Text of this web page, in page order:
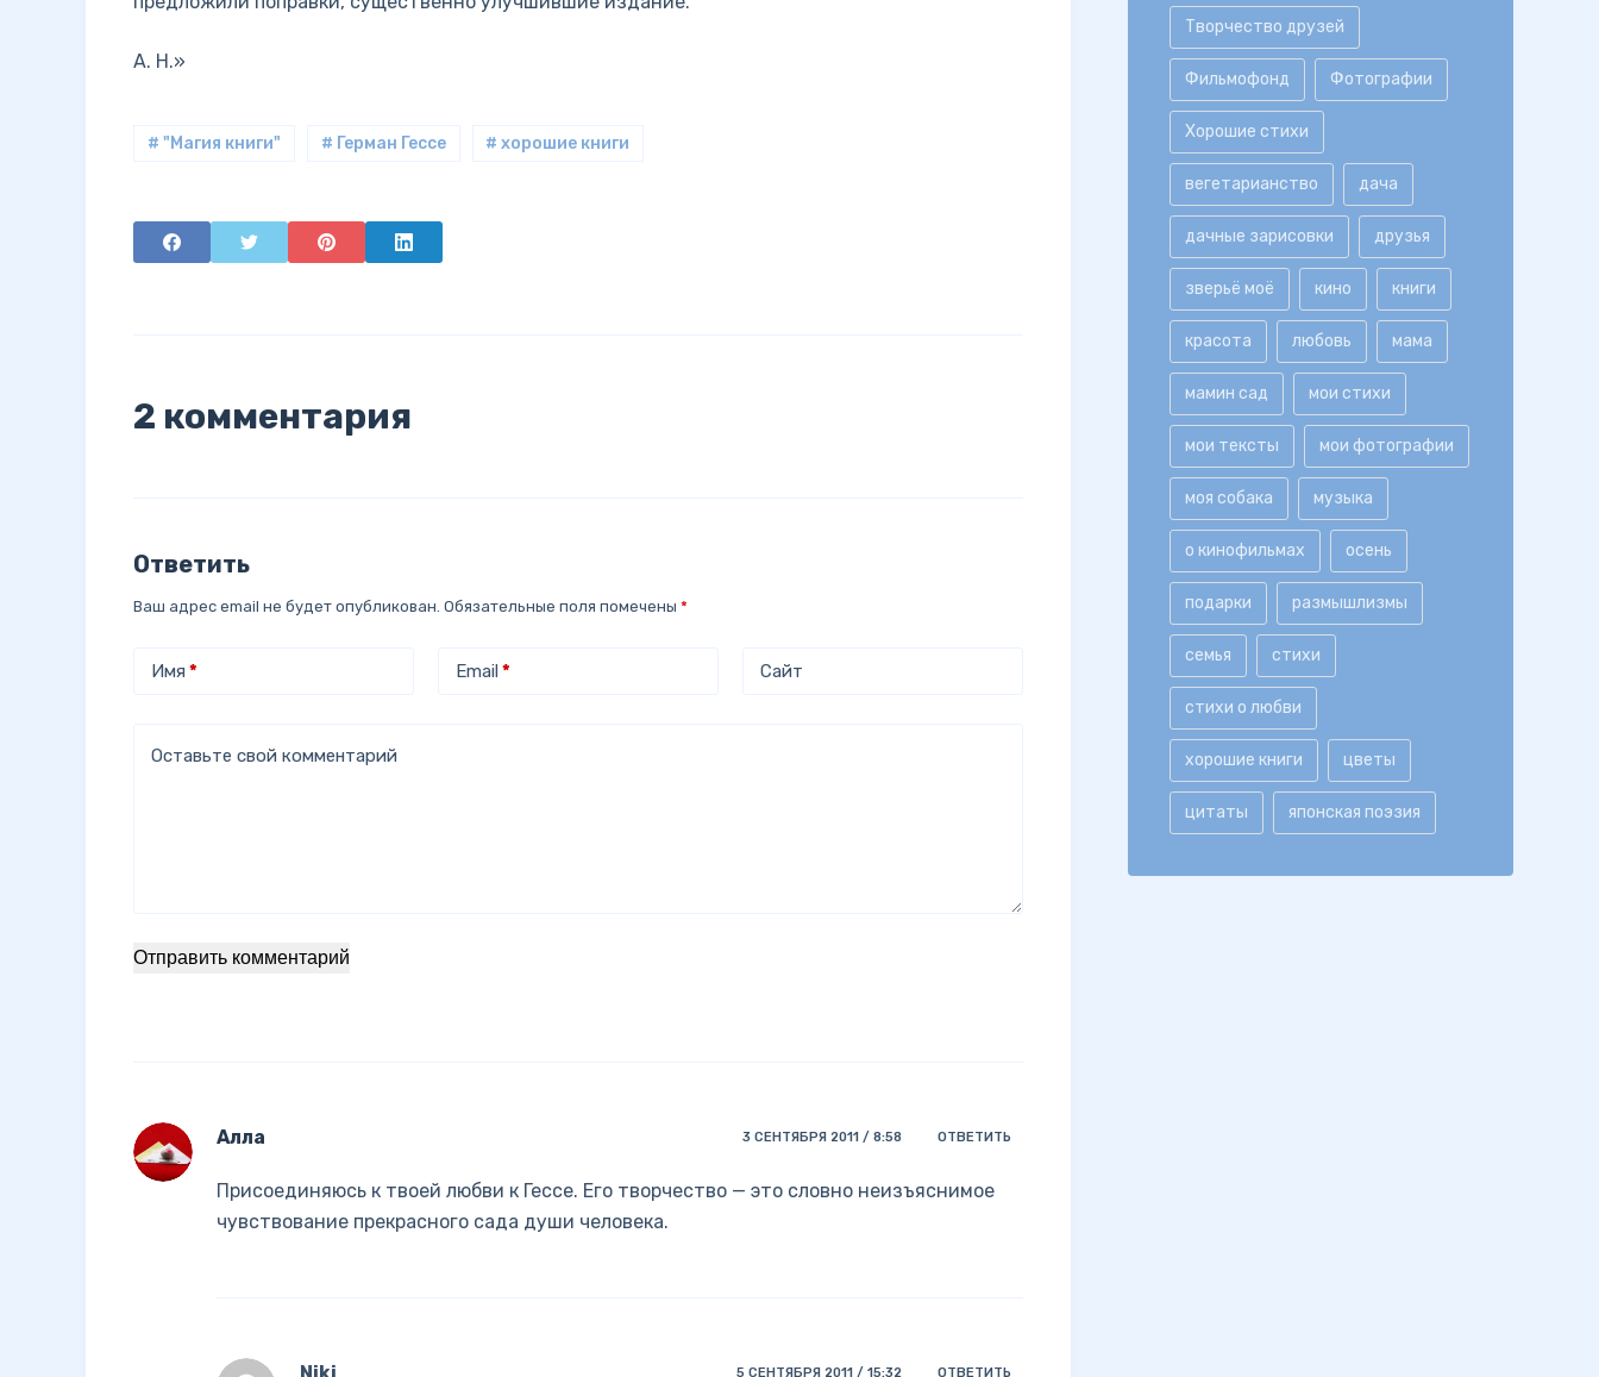
А. Н.»
# "Магия книги" # Герман Гессе # хорошие книги
2 комментария
Ответить
Ваш адрес email не будет опубликован. Обязательные поля помечены *
Имя * Email * Сайт
Оставьте свой комментарий
Отправить комментарий
Алла 3 СЕНТЯБРЯ 2011 / 8:58 ОТВЕТИТЬ
Присоединяюсь к твоей любви к Гессе. Его творчество — это словно неизъяснимое
чувствование прекрасного сада души человека.
5 СЕНТЯБРЯ 2011 / 15:32 ОТВЕТИТЬ
Творчество друзей
Фильмофонд Фотографии
Хорошие стихи
вегетарианство дача
дачные зарисовки друзья
зверьё моё кино книги
красота любовь мама
мамин сад мои стихи
мои тексты мои фотографии
моя собака музыка
о кинофильмах осень
подарки размышлизмы
семья стихи
стихи о любви
хорошие книги цветы
цитаты японская поэзия